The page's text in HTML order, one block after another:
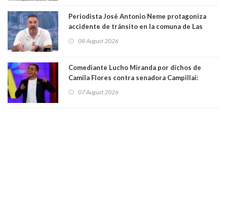
Periodista José Antonio Neme protagoniza
accidente de tránsito en la comuna de Las
08 August 2026
Comediante Lucho Miranda por dichos de
Camila Flores contra senadora Campillai:
forma de quitar dignidad"
07 August 2026